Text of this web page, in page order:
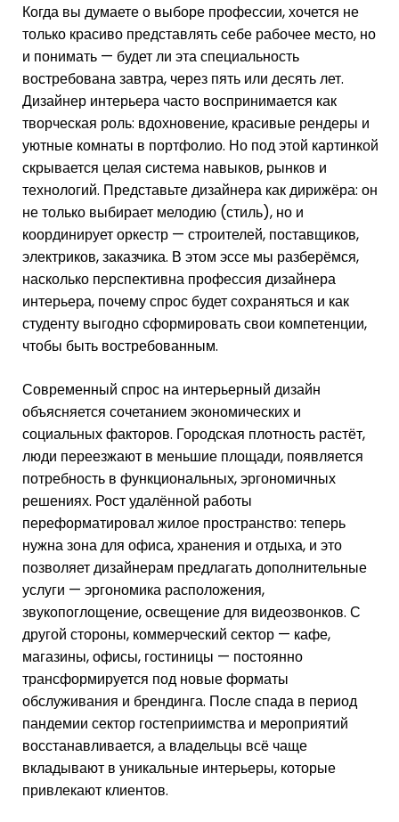
Когда вы думаете о выборе профессии, хочется не
только красиво представлять себе рабочее место, но
и понимать — будет ли эта специальность
востребована завтра, через пять или десять лет.
Дизайнер интерьера часто воспринимается как
творческая роль: вдохновение, красивые рендеры и
уютные комнаты в портфолио. Но под этой картинкой
скрывается целая система навыков, рынков и
технологий. Представьте дизайнера как дирижёра: он
не только выбирает мелодию (стиль), но и
координирует оркестр — строителей, поставщиков,
электриков, заказчика. В этом эссе мы разберёмся,
насколько перспективна профессия дизайнера
интерьера, почему спрос будет сохраняться и как
студенту выгодно сформировать свои компетенции,
чтобы быть востребованным.
Современный спрос на интерьерный дизайн
объясняется сочетанием экономических и
социальных факторов. Городская плотность растёт,
люди переезжают в меньшие площади, появляется
потребность в функциональных, эргономичных
решениях. Рост удалённой работы
переформатировал жилое пространство: теперь
нужна зона для офиса, хранения и отдыха, и это
позволяет дизайнерам предлагать дополнительные
услуги — эргономика расположения,
звукопоглощение, освещение для видеозвонков. С
другой стороны, коммерческий сектор — кафе,
магазины, офисы, гостиницы — постоянно
трансформируется под новые форматы
обслуживания и брендинга. После спада в период
пандемии сектор гостеприимства и мероприятий
восстанавливается, а владельцы всё чаще
вкладывают в уникальные интерьеры, которые
привлекают клиентов.